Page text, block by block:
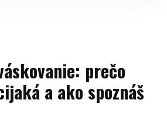
prečo
a ako spoznáš